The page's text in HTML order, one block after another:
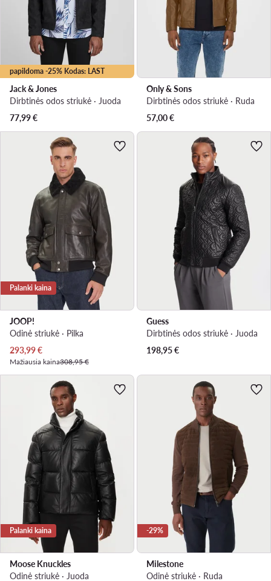
papildoma -25% Kodas: LAST
Jack & Jones
Dirbtinės odos striukė · Juoda
77,99€
Only & Sons
Dirbtinės odos striukė · Ruda
57,00€
Palanki kaina
JOOP!
Odinė striukė · Pilka
Dabartinė kaina
293,99€
Mažiausia kaina308,95 €
Guess
Dirbtinės odos striukė · Juoda
198,95€
Palanki kaina
Moose Knuckles
Odinė striukė · Juoda
-29%
Milestone
Odinė striukė · Ruda